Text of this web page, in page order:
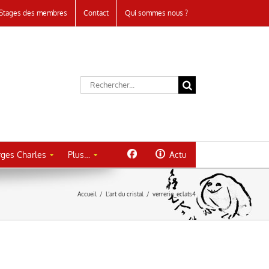
des membres Contact Qui sommes nous ?
Rechercher:
Charles Plus… Actu
Accueil / L’art du cristal / verrerie_eclats4